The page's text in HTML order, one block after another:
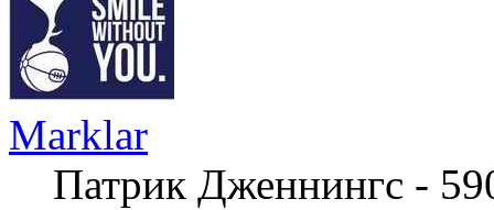
Marklar
Патрик Дженнингс -